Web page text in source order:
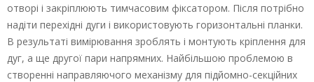
отворі і закріплюють тимчасовим фіксатором. Після потрібно
надіти перехідні дуги і використовують горизонтальні планки.
В результаті вимірювання зроблять і монтують кріплення для
дуг, а ще другої пари напрямних. Найбільшою проблемою в
створенні направляючого механізму для підйомно-секційних